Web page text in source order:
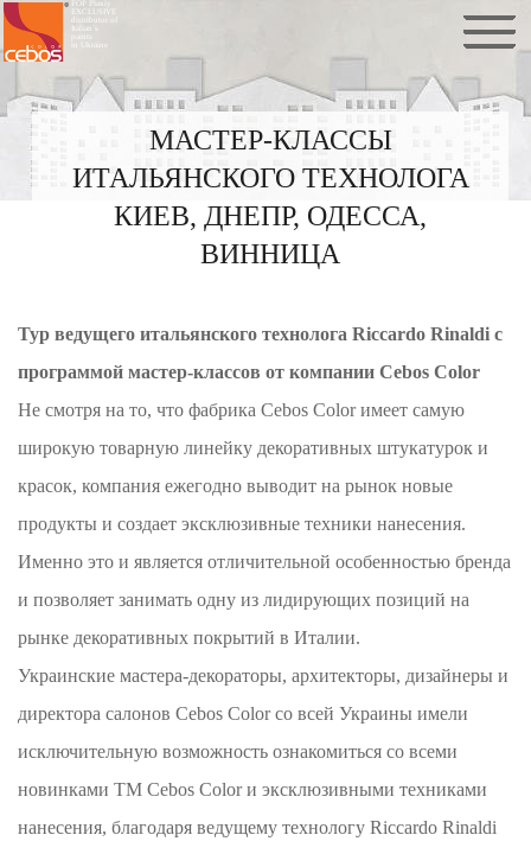
FOP Plaxiy
EXCLUSIVE
distributor of
Italian`s
paints
in Ukraine
МАСТЕР-КЛАССЫ
ИТАЛЬЯНСКОГО ТЕХНОЛОГА
КИЕВ, ДНЕПР, ОДЕССА,
ВИННИЦА
Тур ведущего итальянского технолога Riccardo Rinaldi с
программой мастер-классов от компании Cebos Color
Не смотря на то, что фабрика Cebos Color имеет самую
широкую товарную линейку декоративных штукатурок и
красок, компания ежегодно выводит на рынок новые
продукты и создает эксклюзивные техники нанесения.
Именно это и является отличительной особенностью бренда
и позволяет занимать одну из лидирующих позиций на
рынке декоративных покрытий в Италии.
Украинские мастера-декораторы, архитекторы, дизайнеры и
директора салонов Cebos Color cо всей Украины имели
исключительную возможность ознакомиться со всеми
новинками ТМ Cebos Color и эксклюзивными техниками
нанесения, благодаря ведущему технологу Riccardo Rinaldi